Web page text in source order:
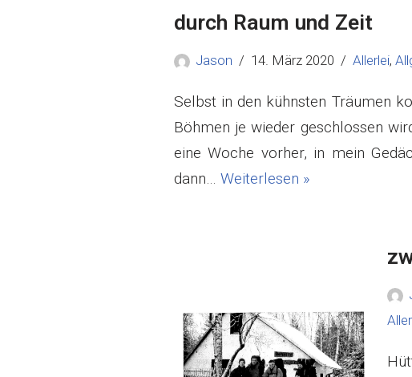
durch Raum und Zeit
Jason 14. März 2020 Allerlei,
Selbst in den kühnsten Träumen
Böhmen je wieder geschlossen
eine Woche vorher, in mein
dann… Weiterlesen »